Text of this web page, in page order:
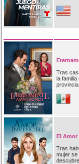
Tras
la
El Amor
Tras
mujer se